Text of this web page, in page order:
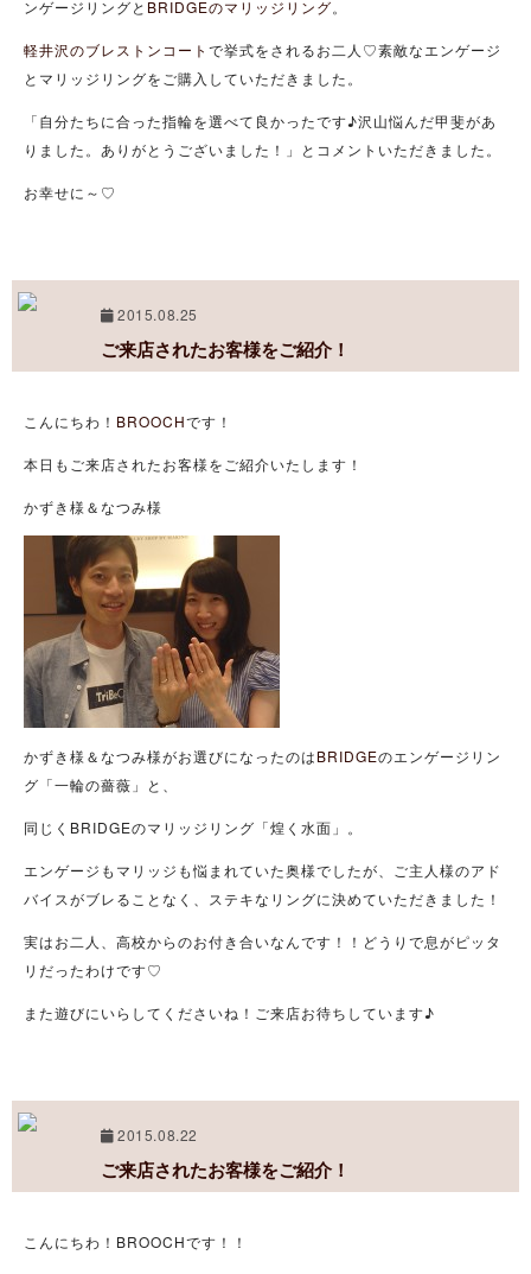
ンゲージリングと BRIDGEのマリッジリング。
軽井沢のブレストンコート で挙式をされるお二人♡素敵なエンゲージ
とマリッジリングをご購入していただきました。
「自分たちに合った指輪を選べて良かったです♪沢山悩んだ甲斐があ
りました。ありがとうございました！」とコメントいただきました。
お幸せに～♡
2015.08.25
ご来店されたお客様をご紹介！
こんにちわ！ BROOCHです！
本日もご来店されたお客様をご紹介いたします！
かずき様＆なつみ様
かずき様＆なつみ様がお選びになったのはBRIDGEのエンゲージリン
グ「一輪の薔薇」と、
同じくBRIDGEのマリッジリング「煌く水面」。
エンゲージもマリッジも悩まれていた奥様でしたが、ご主人様のアド
バイスがブレることなく、ステキなリングに決めていただきました！
実はお二人、高校からのお付き合いなんです！！どうりで息がピッタ
リだったわけです♡
また遊びにいらしてくださいね！ご来店お待ちしています♪
2015.08.22
ご来店されたお客様をご紹介！
こんにちわ！BROOCHです！！